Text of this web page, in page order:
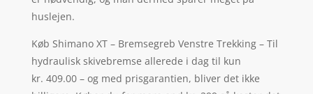
huslejen.
Køb Shimano XT – Bremsegreb Venstre Trekking – Til
hydraulisk skivebremse allerede i dag til kun
kr. 409.00 – og med prisgarantien, bliver det ikke